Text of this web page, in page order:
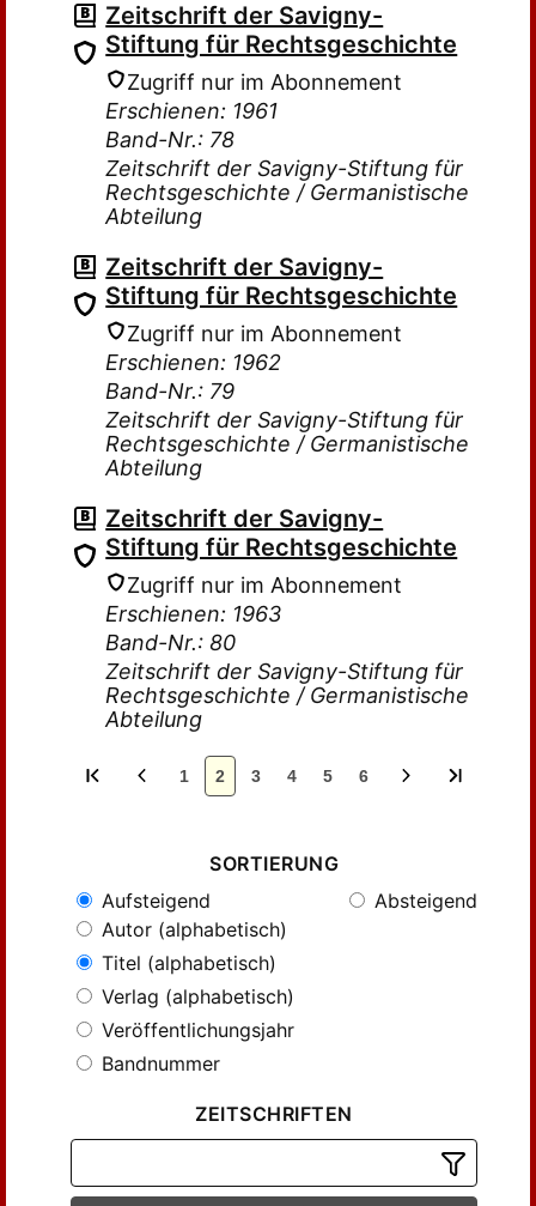
Zeitschrift der Savigny-
Stiftung für Rechtsgeschichte
Zugriff nur im Abonnement
Erschienen: 1961
Band-Nr.: 78
Zeitschrift der Savigny-Stiftung für
Rechtsgeschichte / Germanistische
Abteilung
Zeitschrift der Savigny-
Stiftung für Rechtsgeschichte
Zugriff nur im Abonnement
Erschienen: 1962
Band-Nr.: 79
Zeitschrift der Savigny-Stiftung für
Rechtsgeschichte / Germanistische
Abteilung
Zeitschrift der Savigny-
Stiftung für Rechtsgeschichte
Zugriff nur im Abonnement
Erschienen: 1963
Band-Nr.: 80
Zeitschrift der Savigny-Stiftung für
Rechtsgeschichte / Germanistische
Abteilung
1 2 3 4 5 6
SORTIERUNG
Aufsteigend
Absteigend
Autor (alphabetisch)
Titel (alphabetisch)
Verlag (alphabetisch)
Veröffentlichungsjahr
Bandnummer
ZEITSCHRIFTEN